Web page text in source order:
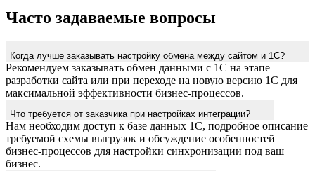
Часто задаваемые вопросы
Когда лучше заказывать настройку обмена между сайтом и 1С?
Рекомендуем заказывать обмен данными с 1С на этапе
разработки сайта или при переходе на новую версию 1С для
максимальной эффективности бизнес-процессов.
Что требуется от заказчика при настройках интеграции?
Нам необходим доступ к базе данных 1С, подробное описание
требуемой схемы выгрузок и обсуждение особенностей
бизнес-процессов для настройки синхронизации под ваш
бизнес.